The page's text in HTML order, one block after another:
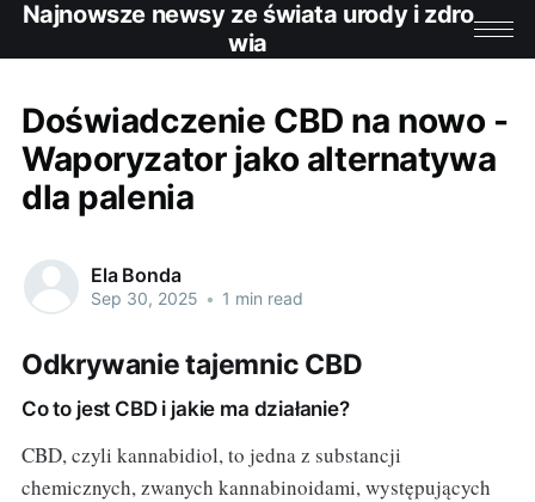
Najnowsze newsy ze świata urody i zdro
wia
Doświadczenie CBD na nowo -
Waporyzator jako alternatywa
dla palenia
Ela Bonda
Sep 30, 2025 • 1 min read
Odkrywanie tajemnic CBD
Co to jest CBD i jakie ma działanie?
CBD, czyli kannabidiol, to jedna z substancji
chemicznych, zwanych kannabinoidami, występujących